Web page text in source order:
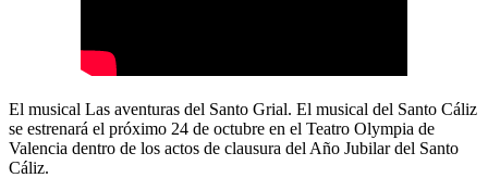
El musical Las aventuras del Santo Grial. El musical del Santo Cáliz
se estrenará el próximo 24 de octubre en el Teatro Olympia de
Valencia dentro de los actos de clausura del Año Jubilar del Santo
Cáliz.